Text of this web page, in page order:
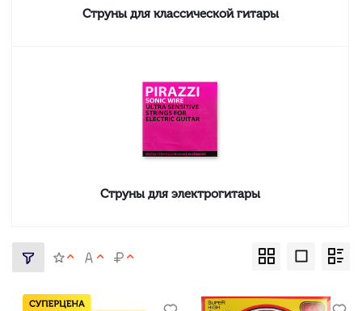
Струны для классической гитары
Струны для электрогитары